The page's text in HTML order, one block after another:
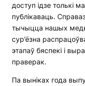
доступ ідзе толькі
публікаваць.
тычыцца нашых
сур’ёзна
этапаў бяспекі і
праверак.
Па выніках года